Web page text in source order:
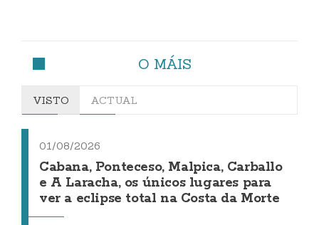
O MÁIS
VISTO ACTUAL
01/08/2026
Cabana, Ponteceso, Malpica, Carballo
e A Laracha, os únicos lugares para
ver a eclipse total na Costa da Morte